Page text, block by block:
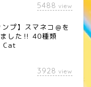
5488 view
ンプ】スマネコ＠を
ました‼︎ 40種類
Cat
3928 view